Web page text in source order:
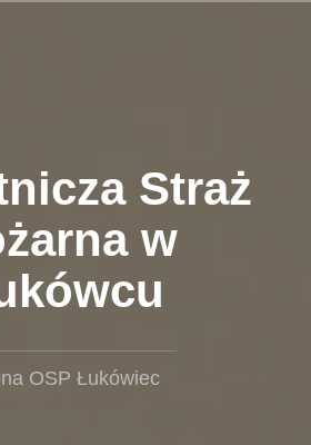
Straż
w
OSP Łukówiec